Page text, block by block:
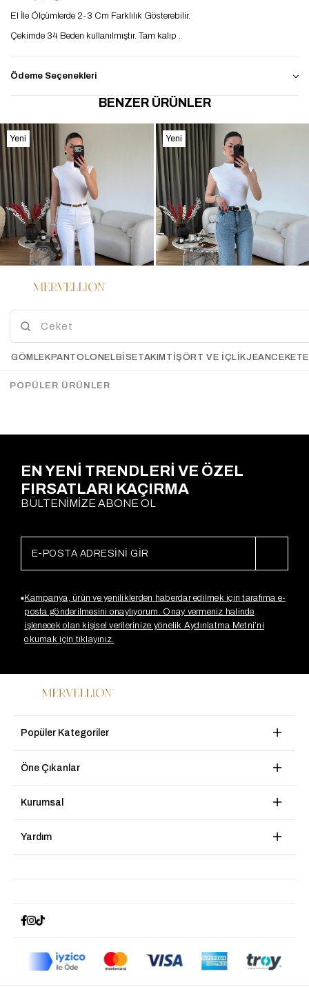
El İle Ölçümlerde 2-3 Cm Farklılık Gösterebilir.
Çekimde 34 Beden kullanılmıştır. Tam kalıp .
Ödeme Seçenekleri
BENZER ÜRÜNLER
BEYAZ
$19.18
$30.15
Yeni
Ürün
Porte Kemerli Straight Jean
MAVİ
Yeni
Ürün
EN YENİ TRENDLERİ VE ÖZEL
FIRSATLARI KAÇIRMA
BÜLTENİMİZE ABONE OL
Kampanya, ürün ve yeniliklerden haberdar edilmek için tarafıma e-
posta gönderilmesini onaylıyorum. Onay vermeniz halinde
işlenecek olan kişisel verilerinize yönelik Aydınlatma Metni’ni
okumak için tıklayınız.
Popüler Kategoriler
Öne Çıkanlar
Kurumsal
Yardım
GÖMLEK PANTOLON ELBİSETAKIM TIŞÖRT VE İÇLIKJEANCEKET
POPÜLER ÜRÜNLER